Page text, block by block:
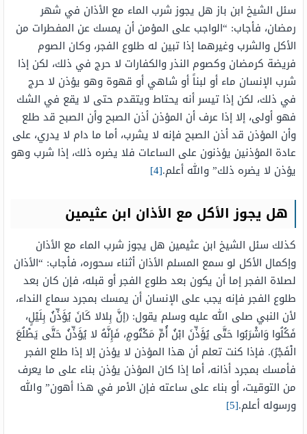
سئل الشيخ ابن باز هل يجوز شرب الماء مع الأذان في شهر
رمضان، فأجاب: “الواجب على المؤمن أن يمسك عن المفطرات من
الأكل والشرب وغيرهما إذا تبين له طلوع الفجر، وكان الصوم
فريضة كرمضان وكصوم النذر والكفارات لا حرج في ذلك، لكن إذا
شرب الإنسان ماء أو لبناً أو شاهي أو قهوة وهو يؤذن لا حرج
في ذلك، لكن إذا تيسر أنه يحتاط ويتقدم حتى لا يقع في الشك
فهو أولى، إلا إذا عرف أن المؤذن أذن الصبح وأن الصبح قد طلع
وأن المؤذن قد أذن الصبح فإنه لا يشرب، أما ما دام لا يدري، على
عادة المؤذنين يؤذنون على الساعات فلا يضره ذلك، إذا شرب وهو
يؤذن لا يضره ذلك” والله أعلم.[4]
هل يجوز الأكل مع الأذان ابن عثيمين
كذلك سئل الشيخ ابن عثيمين هل يجوز شرب الماء مع الأذان
وإكمال الأكل لو سمع المسلم الأذان أثناء سحوره، فأجاب: “الأذان
لصلاة الفجر إما أن يكون بعد طلوع الفجر أو قبله، فإن كان بعد
طلوع الفجر فإنه يجب على الإنسان أن يمسك بمجرد سماع النداء،
لأن النبي صلى الله عليه وسلم يقول: (إنَّ بِلالا كَانَ يُؤَذِّنُ بِلَيْلٍ،
فَكُلُوا وَاشْرَبُوا حَتَّى يُؤَذِّنَ ابْنُ أُمِّ مَكْتُومٍ، فَإِنَّهُ لا يُؤَذِّنُ حَتَّى يَطْلُعَ
الْفَجْرُ). فإذا كنت تعلم أن هذا المؤذن لا يؤذن إلا إذا طلع الفجر
فأمسك بمجرد أذانه، أما إذا كان المؤذن يؤذن بناء على ما يعرف
من التوقيت، أو بناء على ساعته فإن الأمر في هذا أهون” والله
ورسوله أعلم.[5]